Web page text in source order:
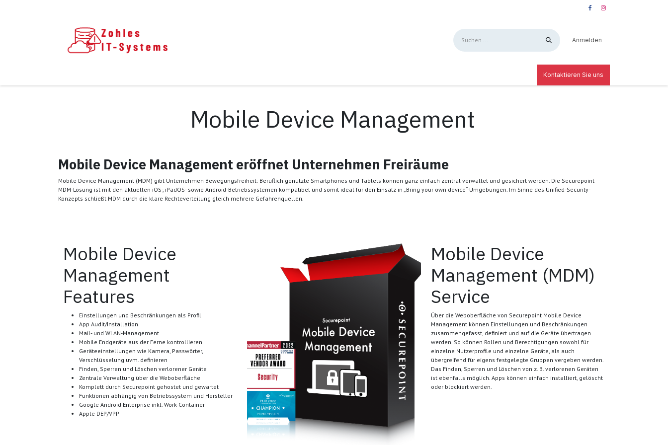
Anmelden
Kontaktieren Sie uns
Mobile Device Management
Mobile Device Management eröffnet Unternehmen Freiräume
Mobile Device Management (MDM) gibt Unternehmen Bewegungsfreiheit: Beruflich genutzte Smartphones und Tablets können ganz einfach zentral verwaltet und gesichert werden. Die Securepoint
MDM-Lösung ist mit den aktuellen iOS-, iPadOS- sowie Android-Betriebssystemen kompatibel und somit ideal für den Einsatz in „Bring your own device“-Umgebungen. Im Sinne des Unified-Security-
Konzepts schließt MDM durch die klare Rechteverteilung gleich mehrere Gefahrenquellen.
Mobile Device
Management
Features
Einstellungen und Beschränkungen als Profil
App Audit/Installation
Mail- und WLAN-Management
Mobile Endgeräte aus der Ferne kontrollieren
Geräteeinstellungen wie Kamera, Passwörter,
Verschlüsselung uvm. definieren
Finden, Sperren und Löschen verlorener Geräte
Zentrale Verwaltung über die Weboberfläche
Komplett durch Securepoint gehostet und gewartet
Funktionen abhängig von Betriebssystem und Hersteller
Google Android Enterprise inkl. Work-Container
Apple DEP/VPP
​​​​​​​Mobile Device
Management (MDM)
Service
Über die Weboberfläche von Securepoint Mobile Device
Management können Einstellungen und Beschränkungen
zusammengefasst, definiert und auf die Geräte übertragen
werden. So können Rollen und Berechtigungen sowohl für
einzelne Nutzerprofile und einzelne Geräte, als auch
übergreifend für eigens festgelegte Gruppen vergeben werden.
Das Finden, Sperren und Löschen von z. B. verlorenen Geräten
ist ebenfalls möglich. Apps können einfach installiert, gelöscht
oder blockiert werden.